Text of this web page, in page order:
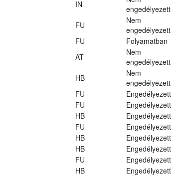
IN
engedélyezett
FU
Nem
engedélyezett
FU Folyamatban
AT
Nem
engedélyezett
HB
Nem
engedélyezett
FU Engedélyezett
FU Engedélyezett
HB Engedélyezett
FU Engedélyezett
HB Engedélyezett
HB Engedélyezett
FU Engedélyezett
HB Engedélyezett